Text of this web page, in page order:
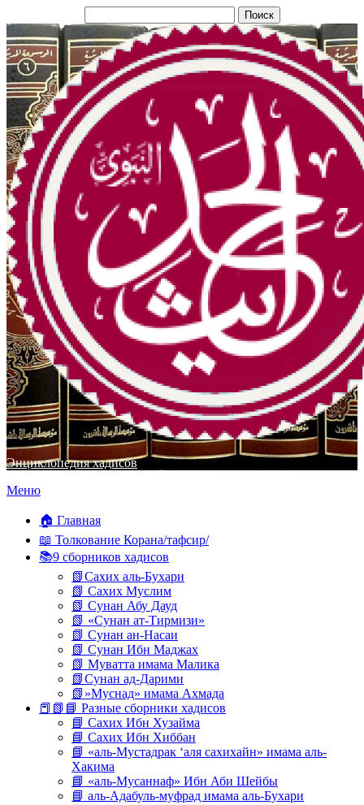
Энциклопедия хадисов
Перейти
содержимому
Меню
🏠 Главная
📖 Толкование Корана/тафсир/
📚9 сборников хадисов
📗Сахих аль-Бухари
📗 Сахих Муслим
📗 Сунан Абу Дауд
📗 «Сунан ат-Тирмизи»
📗 Сунан ан-Насаи
📗 Сунан Ибн Маджах
📗 Муватта имама Малика
📗Сунан ад-Дарими
📗»Муснад» имама Ахмада
📕📗📘 Разные сборники хадисов
📘 Сахих Ибн Хузайма
📘 Сахих Ибн Хиббан
📘 «аль-Мустадрак ‘аля сахихайн» имама аль-
Хакима
📘 «аль-Мусаннаф» Ибн Аби Шейбы
📘 аль-Адабуль-муфрад имама аль-Бухари